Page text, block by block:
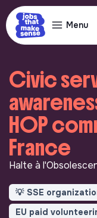
Menu
Civic
HOP
France
Halte à
💡 SSE
EU paid